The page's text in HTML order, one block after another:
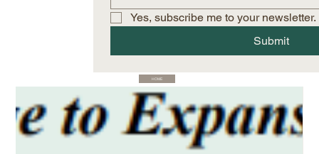
Yes, subscribe me to your newsletter.
Submit
HOME